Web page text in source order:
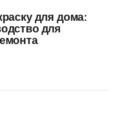
для дома:
для